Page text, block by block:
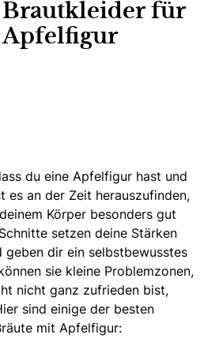
Brautkleider für
Apfelfigur
du eine Apfelfigur hast und
es an der Zeit herauszufinden,
Körper besonders gut
setzen deine Stärken
geben dir ein selbstbewusstes
sie kleine Problemzonen,
nicht ganz zufrieden bist,
sind einige der besten
mit Apfelfigur: